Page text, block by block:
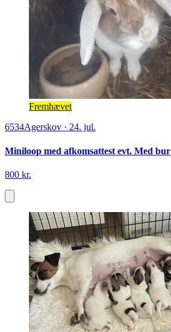
Fremhævet
6534Agerskov · 24. jul.
Miniloop med afkomsattest evt. Med bur
800 kr.